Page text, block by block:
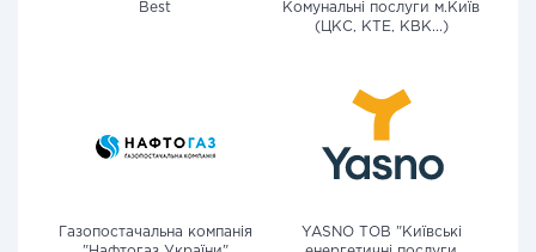
Best
Комунальні послуги м.Київ
(ЦКС, КТЕ, КВК...)
Газопостачальна компанія
YASNO ТОВ "Київські